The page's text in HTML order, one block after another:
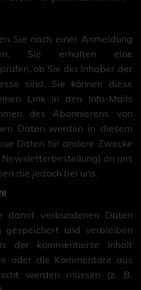
Sie nach einer Anmeldung
Sie erhalten eine
ob Sie der Inhaber der
sind. Sie können diese
Link in den Info-Mails
des Abonnierens von
Daten werden in diesem
Daten für andere Zwecke
an uns
die jedoch bei uns.
damit verbundenen Daten
gespeichert und verbleiben
der kommentierte Inhalt
oder die Kommentare aus
werden müssen (z. B.